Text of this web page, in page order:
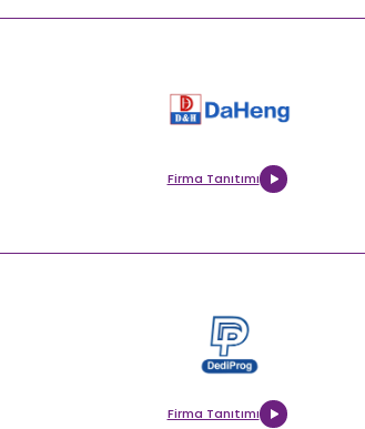
Firma Tanıtımı
Firma Tanıtımı